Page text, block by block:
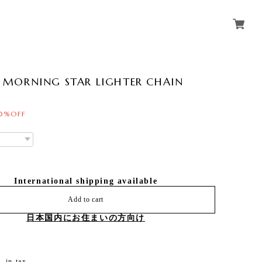
STAR LIGHTER CHAIN
International shipping available
Add to cart
日本国内にお住まいの方向け